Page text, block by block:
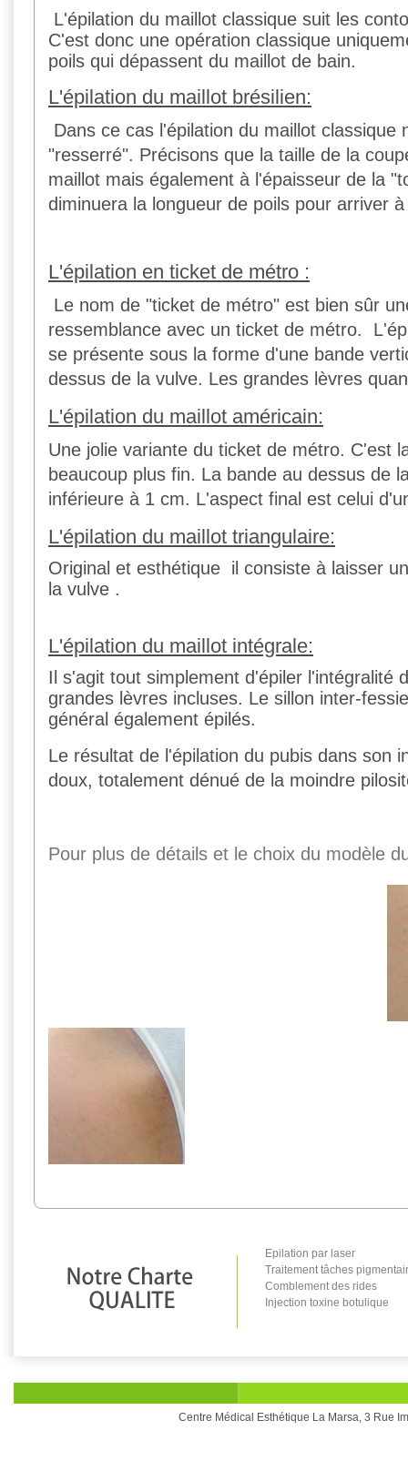
L'épilation du maillot classique suit les
C'est donc une opération classique
poils qui dépassent du maillot de bain.
L'épilation du maillot brésilien:
Dans ce cas l'épilation du maillot classique
"resserré". Précisons que la taille de la
maillot mais également à l'épaisseur de la
diminuera la longueur de poils pour arriver
L'épilation en ticket de métro :
Le nom de "ticket de métro" est bien sûr
ressemblance avec un ticket de métro.
se présente sous la forme d'une bande
dessus de la vulve. Les grandes lèvres
L'épilation du maillot américain:
Une jolie variante du ticket de métro. C'est
beaucoup plus fin. La bande au dessus de
inférieure à 1 cm. L'aspect final est celui
L'épilation du maillot triangulaire:
Original et esthétique il consiste à laisser
la vulve .
L'épilation du maillot intégrale:
Il s'agit tout simplement d'épiler l'intégralité
grandes lèvres incluses. Le sillon inter-
général également épilés.
Le résultat de l'épilation du pubis dans son
doux, totalement dénué de la moindre
Pour plus de détails et le choix du modèle
Epilation par laser
Traitement tâches
Comblement des rides
Injection toxine botulique
Centre Médical Esthétique La Marsa, 3 Rue